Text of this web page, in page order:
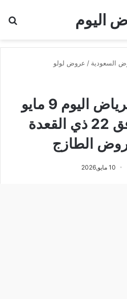
اليوم
السعودية / عروض لولو
عروض لولو الرياض اليوم 9 مايو
2026 الموافق 22 ذي القعدة
10 مايو,2026